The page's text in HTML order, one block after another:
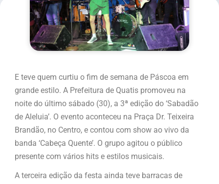
E teve quem curtiu o fim de semana de Páscoa em
grande estilo. A Prefeitura de Quatis promoveu na
noite do último sábado (30), a 3ª edição do ‘Sabadão
de Aleluia’. O evento aconteceu na Praça Dr. Teixeira
Brandão, no Centro, e contou com show ao vivo da
banda ‘Cabeça Quente’. O grupo agitou o público
presente com vários hits e estilos musicais.
A terceira edição da festa ainda teve barracas de